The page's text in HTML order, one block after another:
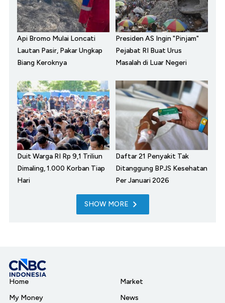
Api Bromo Mulai Loncati
Lautan Pasir, Pakar Ungkap
Biang Keroknya
Presiden AS Ingin "Pinjam"
Pejabat RI Buat Urus
Masalah di Luar Negeri
Duit Warga RI Rp 9,1 Triliun
Dimaling, 1.000 Korban Tiap
Hari
Daftar 21 Penyakit Tak
Ditanggung BPJS Kesehatan
Per Januari 2026
SHOW MORE
Home
My Money
Market
News